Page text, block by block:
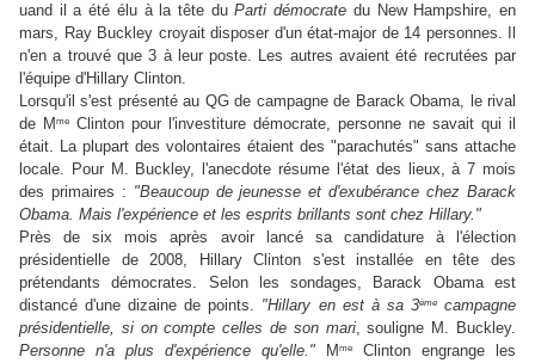
uand il a été élu à la tête duParti démocrate du New Hampshire, en
mars, Ray Buckley croyait disposer d'un état-major de 14 personnes. Il
n'en a trouvé que 3 à leur poste. Les autres avaient été recrutées par
l'équipe d'Hillary Clinton.
Lorsqu'il s'est présenté au QG de campagne de Barack Obama, le rival
de M me Clinton pour l'investiture démocrate, personne ne savait qui il
était. La plupart des volontaires étaient des "parachutés" sans attache
locale. Pour M. Buckley, l'anecdote résume l'état des lieux, à 7 mois
des primaires : "Beaucoup de jeunesse et d'exubérance chez Barack
Obama. Mais l'expérience et les esprits brillants sont chez Hillary."
Près de six mois après avoir lancé sa candidature à l'élection
présidentielle de 2008, Hillary Clinton s'est installée en tête des
prétendants démocrates. Selon les sondages, Barack Obama est
distancé d'une dizaine de points. "Hillary en est à sa 3èmecampagne
présidentielle, si on compte celles de son mari, souligne M. Buckley.
Personne n'a plus d'expérience qu'elle." M me
Clinton engrange les